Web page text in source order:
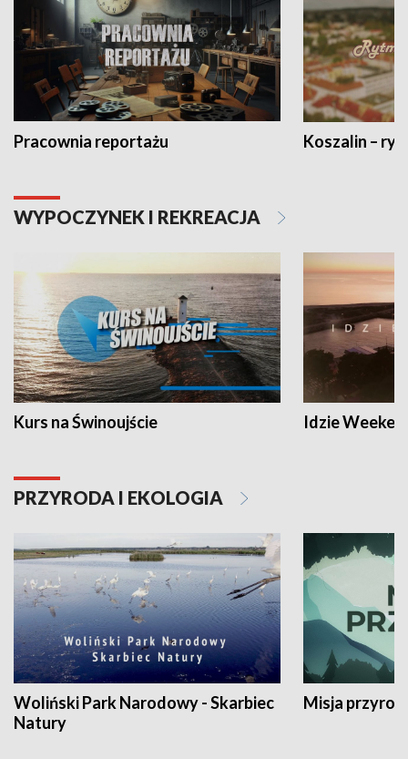
Pracownia reportażu Koszalin –
WYPOCZYNEK I REKREACJA
Kurs na Świnoujście Idzie
PRZYRODA I EKOLOGIA
Woliński Park Narodowy - Skarbiec
Natury
Misja